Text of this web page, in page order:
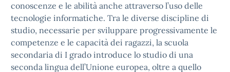
conoscenze e le abilità anche attraverso l’uso delle
tecnologie informatiche. Tra le diverse discipline di
studio, necessarie per sviluppare progressivamente le
competenze e le capacità dei ragazzi, la scuola
secondaria di I grado introduce lo studio di una
seconda lingua dell’Unione europea, oltre a quello